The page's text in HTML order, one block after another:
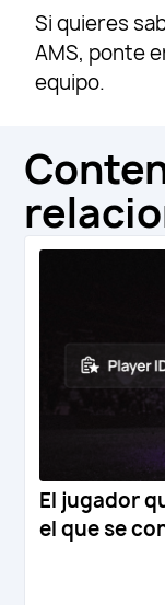
Si quieres
AMS, ponte
equipo.
El jugador
el que se